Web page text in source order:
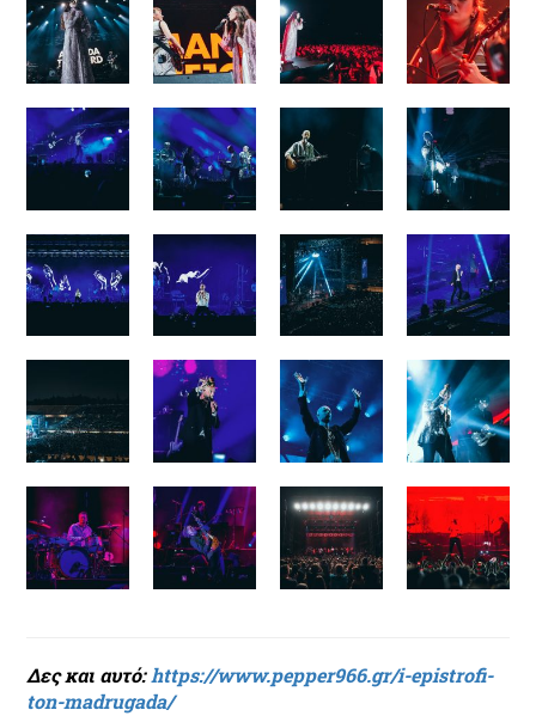
Δες και αυτό:https://www.pepper966.gr/i-epistrofi-
ton-madrugada/